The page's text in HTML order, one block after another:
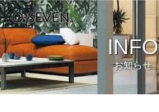
INFO
お知らせ